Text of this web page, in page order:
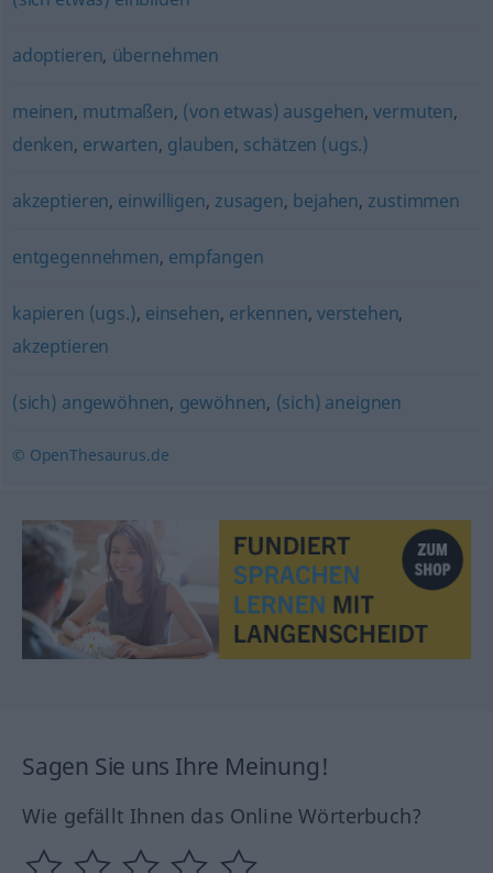
adoptieren, übernehmen
meinen, mutmaßen, (von etwas) ausgehen,vermuten,
denken, erwarten, glauben, schätzen (ugs.)
akzeptieren, einwilligen, zusagen, bejahen, zustimmen
entgegennehmen, empfangen
kapieren (ugs.), einsehen, erkennen, verstehen,
akzeptieren
(sich) angewöhnen, gewöhnen, (sich) aneignen
© OpenThesaurus.de
Sagen Sie uns Ihre Meinung!
Wie gefällt Ihnen das Online Wörterbuch?